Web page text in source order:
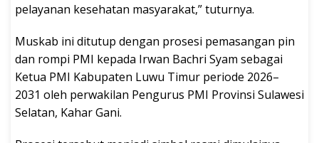
pelayanan kesehatan masyarakat,” tuturnya.
Muskab ini ditutup dengan prosesi pemasangan pin
dan rompi PMI kepada Irwan Bachri Syam sebagai
Ketua PMI Kabupaten Luwu Timur periode 2026–
2031 oleh perwakilan Pengurus PMI Provinsi Sulawesi
Selatan, Kahar Gani.